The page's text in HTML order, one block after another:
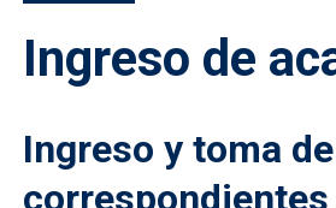
Ingreso de
Ingreso y toma